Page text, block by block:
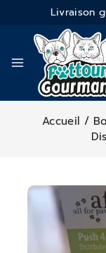
Livraison
Accueil /